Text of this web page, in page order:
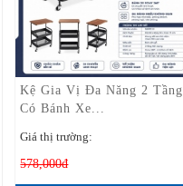
Kệ Gia Vị Đa Năng 2 Tầng
Có Bánh Xe...
Giá thị trường:
578,000đ